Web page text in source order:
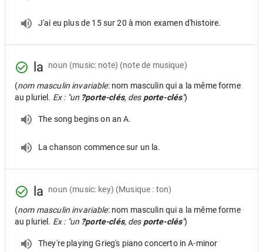
J'ai eu plus de 15 sur 20 à mon examen d'histoire.
la noun (music: note) (note de musique)
(nom masculin invariable: nom masculin qui a la même forme
au pluriel. Ex : "un ?porte-clés, des porte-clés")
The song begins on an A.
La chanson commence sur un la.
la noun (music: key) (Musique : ton)
(nom masculin invariable: nom masculin qui a la même forme
au pluriel. Ex : "un ?porte-clés, des porte-clés")
They're playing Grieg's piano concerto in A-minor